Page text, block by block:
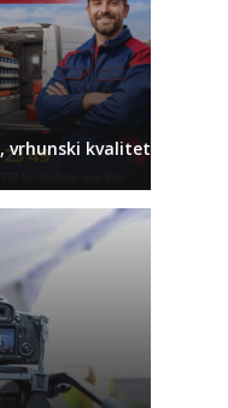
vrhunski kvalitet